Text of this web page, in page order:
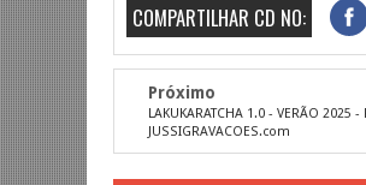
COMPARTILHAR CD NO:
Próximo
LAKUKARATCHA 1.0 - VERÃO 2025
JUSSIGRAVACOES.com